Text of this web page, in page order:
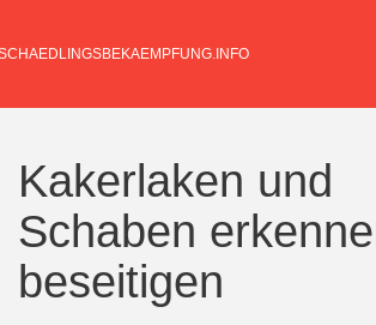
Kakerlaken und
Schaben
beseitigen